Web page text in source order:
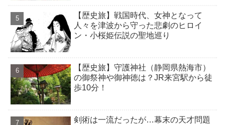
【歴史旅】戦国時代、女神となって
人々を津波から守った悲劇のヒロイ
ン・小桜姫伝説の聖地巡り
【歴史旅】守護神社（静岡県熱海市）
の御祭神や御神徳は？JR来宮駅から徒
歩10分！
剣術は一流だったが…幕末の天才問題